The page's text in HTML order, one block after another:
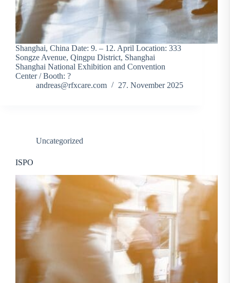
Shanghai, China Date: 9. – 12. April Location: 333
Songze Avenue, Qingpu District, Shanghai
Shanghai National Exhibition and Convention
Center / Booth: ?
andreas@rfxcare.com
27. November 2025
Uncategorized
ISPO